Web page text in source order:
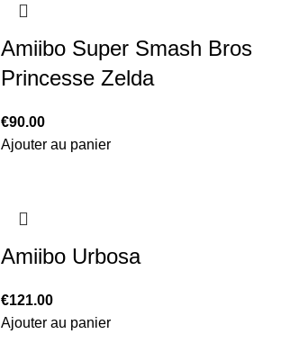
Amiibo Super Smash Bros
Princesse Zelda
€90.00
Ajouter au panier
Amiibo Urbosa
€121.00
Ajouter au panier